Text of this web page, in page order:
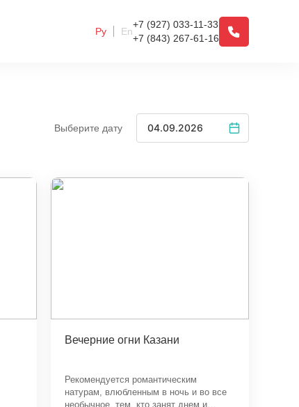
Ру En
+7 (927) 033-11-33
+7 (843) 267-61-16
Выберите дату
Вечерние огни Казани
Рекомендуется романтическим
натурам, влюбленным в ночь и во все
необычное, тем, кто занят днем и